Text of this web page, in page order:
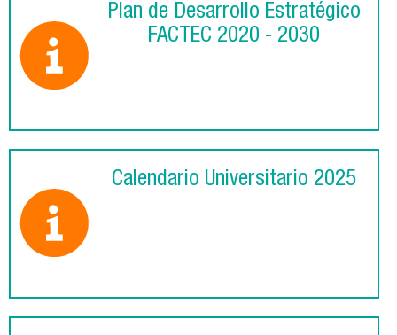
Plan de Desarrollo Estratégico
FACTEC 2020 - 2030
Calendario Universitario 2025